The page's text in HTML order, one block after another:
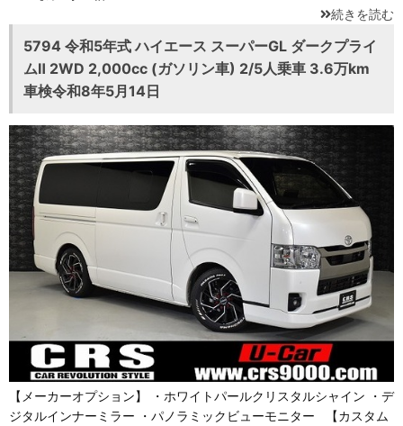
続きを読む
5794 令和5年式 ハイエース スーパーGL ダークプライ
ムⅡ 2WD 2,000cc (ガソリン車) 2/5人乗車 3.6万km
車検令和8年5月14日
【メーカーオプション】 ・ホワイトパールクリスタルシャイン ・デ
ジタルインナーミラー ・パノラミックビューモニター 【カスタム